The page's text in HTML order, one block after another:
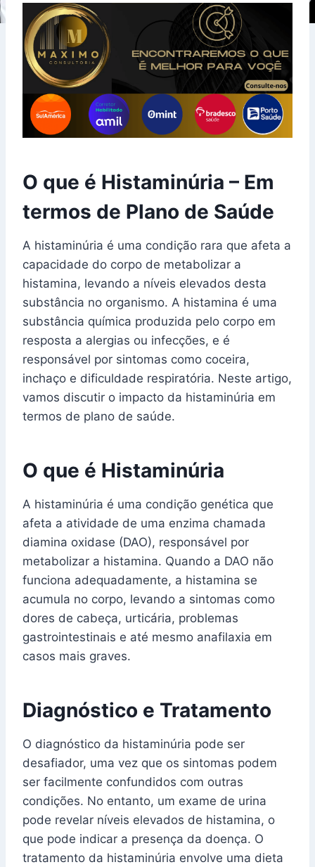
O que é Histaminúria – Em
termos de Plano de Saúde
A histaminúria é uma condição rara que afeta a
capacidade do corpo de metabolizar a
histamina, levando a níveis elevados desta
substância no organismo. A histamina é uma
substância química produzida pelo corpo em
resposta a alergias ou infecções, e é
responsável por sintomas como coceira,
inchaço e dificuldade respiratória. Neste artigo,
vamos discutir o impacto da histaminúria em
termos de plano de saúde.
O que é Histaminúria
A histaminúria é uma condição genética que
afeta a atividade de uma enzima chamada
diamina oxidase (DAO), responsável por
metabolizar a histamina. Quando a DAO não
funciona adequadamente, a histamina se
acumula no corpo, levando a sintomas como
dores de cabeça, urticária, problemas
gastrointestinais e até mesmo anafilaxia em
casos mais graves.
Diagnóstico e Tratamento
O diagnóstico da histaminúria pode ser
desafiador, uma vez que os sintomas podem
ser facilmente confundidos com outras
condições. No entanto, um exame de urina
pode revelar níveis elevados de histamina, o
que pode indicar a presença da doença. O
tratamento da histaminúria envolve uma dieta